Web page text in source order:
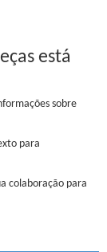
está
sobre
para
colaboração para